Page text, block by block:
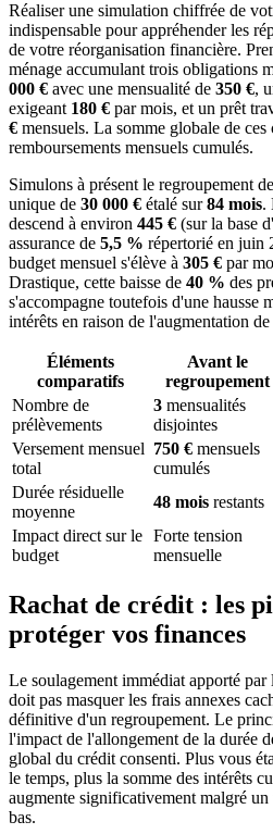
Réaliser une simulation chiffrée de
indispensable pour appréhender les
de votre réorganisation financière.
ménage accumulant trois obligations
000 € avec une mensualité de 350 €,
exigeant 180 € par mois, et un prêt
€ mensuels. La somme globale de ces
remboursements mensuels cumulés.
Simulons à présent le regroupement
unique de 30 000 € étalé sur84 mois.
descend à environ 445 € (sur la base
assurance de 5,5 % répertorié en juin
budget mensuel s'élève à 305 € par
Drastique, cette baisse de 40 % des
s'accompagne toutefois d'une hausse
intérêts en raison de l'augmentation
Éléments
comparatifs
Avant le
regroupement
Nombre de
prélèvements
3 mensualités
disjointes
Versement mensuel
total
750 € mensuels
cumulés
Durée résiduelle
moyenne
48 mois restants
Impact direct sur le
budget
Forte tension
mensuelle
Rachat de crédit : les
protéger vos finances
Le soulagement immédiat apporté par
doit pas masquer les frais annexes
définitive d'un regroupement. Le
l'impact de l'allongement de la durée
global du crédit consenti. Plus vous
le temps, plus la somme des intérêts
augmente significativement malgré
bas.